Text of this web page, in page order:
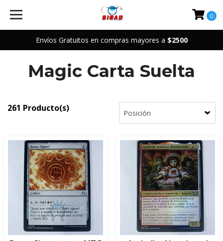
Envíos Gratuitos en compras mayores a $2500
0
Magic Carta Suelta
261 Producto(s)